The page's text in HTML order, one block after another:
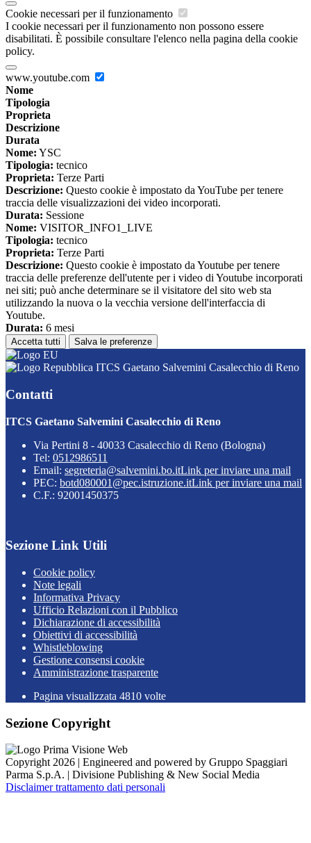
Cookie necessari per il funzionamento
I cookie necessari per il funzionamento non possono essere
disabilitati. È possibile consultare l'elenco nella pagina della cookie
policy.
www.youtube.com
Nome
Tipologia
Proprieta
Descrizione
Durata
Nome: YSC
Tipologia: tecnico
Proprieta: Terze Parti
Descrizione: Questo cookie è impostato da YouTube per tenere
traccia delle visualizzazioni dei video incorporati.
Durata: Sessione
Nome: VISITOR_INFO1_LIVE
Tipologia: tecnico
Proprieta: Terze Parti
Descrizione: Questo cookie è impostato da Youtube per tenere
traccia delle preferenze dell'utente per i video di Youtube incorporati
nei siti; può anche determinare se il visitatore del sito web sta
utilizzando la nuova o la vecchia versione dell'interfaccia di
Youtube.
Durata: 6 mesi
Accetta tutti Salva le preferenze
ITCS Gaetano Salvemini Casalecchio di Reno
Contatti
ITCS Gaetano Salvemini Casalecchio di Reno
Via Pertini 8 - 40033 Casalecchio di Reno (Bologna)
Tel: 0512986511
Email: segreteria@salvemini.bo.itLink per inviare una mail
PEC: botd080001@pec.istruzione.itLink per inviare una mail
C.F.: 92001450375
Sezione Link Utili
Cookie policy
Note legali
Informativa Privacy
Ufficio Relazioni con il Pubblico
Dichiarazione di accessibilità
Obiettivi di accessibilità
Whistleblowing
Gestione consensi cookie
Amministrazione trasparente
Pagina visualizzata 4810 volte
Sezione Copyright
Copyright 2026 | Engineered and powered by Gruppo Spaggiari
Parma S.p.A. | Divisione Publishing & New Social Media
Disclaimer trattamento dati personali